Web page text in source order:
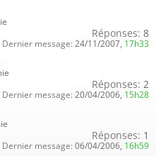
Réponses: 8
Dernier message: 24/11/2007, 17h33
Réponses: 2
Dernier message: 20/04/2006, 15h28
Réponses: 1
Dernier message: 06/04/2006, 16h59